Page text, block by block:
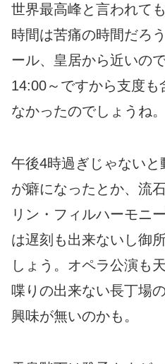
世界最高峰と言われて
時間は苦痛の時間だろ
ール、皇居から近いの
14:00～ですから支度も
なかったのでしょうね。
午後4時過ぎじゃない
が癖になったとか、流
リン・フィルハーモニ
は遅刻も出来ないし御
しょう。オペラ公演も
喋りの出来ない長丁場
興味が無いのかも。